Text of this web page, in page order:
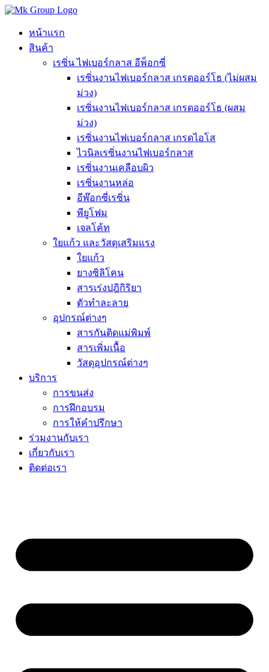
Skip
contentหน้าแรก
สินค้า
เรซิ่น ไฟเบอร์กลาส อีพ็อกซี่
เรซิ่นงานไฟเบอร์กลาส เกรดออร์โธ (ไม่ผสม
ม่วง)
เรซิ่นงานไฟเบอร์กลาส เกรดออร์โธ (ผสม
ม่วง)
เรซิ่นงานไฟเบอร์กลาส เกรดไอโส
ไวนิลเรซิ่นงานไฟเบอร์กลาส
เรซิ่นงานเคลือบผิว
เรซิ่นงานหล่อ
อีพ๊อกซี่เรซิ่น
พียูโฟม
เจลโค้ท
ใยแก้ว และวัสดุเสริมแรง
ใยแก้ว
ยางซิลิโคน
สารเร่งปฎิกิริยา
ตัวทำละลาย
อุปกรณ์ต่างๆ
สารกันติดแม่พิมพ์
สารเพิ่มเนื้อ
วัสดุอุปกรณ์ต่างๆ
บริการ
การขนส่ง
การฝึกอบรม
การให้คำปรึกษา
ร่วมงานกับเรา
เกี่ยวกับเรา
ติดต่อเรา